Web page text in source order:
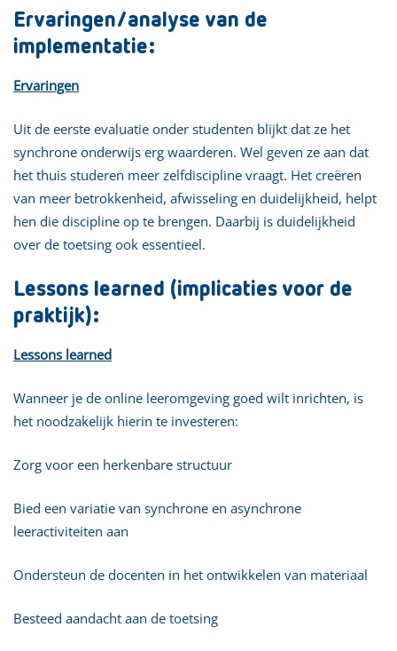
Ervaringen/analyse van de
implementatie:
Ervaringen
Uit de eerste evaluatie onder studenten blijkt dat ze het
synchrone onderwijs erg waarderen. Wel geven ze aan dat
het thuis studeren meer zelfdiscipline vraagt. Het creëren
van meer betrokkenheid, afwisseling en duidelijkheid, helpt
hen die discipline op te brengen. Daarbij is duidelijkheid
over de toetsing ook essentieel.
Lessons learned (implicaties voor de
praktijk):
Lessons learned
Wanneer je de online leeromgeving goed wilt inrichten, is
het noodzakelijk hierin te investeren:
Zorg voor een herkenbare structuur
Bied een variatie van synchrone en asynchrone
leeractiviteiten aan
Ondersteun de docenten in het ontwikkelen van materiaal
Besteed aandacht aan de toetsing